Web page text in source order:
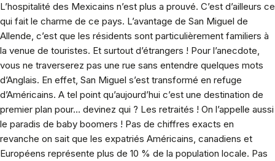
L’hospitalité des Mexicains n’est plus a prouvé. C’est d’ailleurs ce
qui fait le charme de ce pays. L’avantage de San Miguel de
Allende, c’est que les résidents sont particulièrement familiers à
la venue de touristes. Et surtout d’étrangers ! Pour l’anecdote,
vous ne traverserez pas une rue sans entendre quelques mots
d’Anglais. En effet, San Miguel s’est transformé en refuge
d’Américains. A tel point qu’aujourd’hui c’est une destination de
premier plan pour… devinez qui ? Les retraités ! On l’appelle aussi
le paradis de baby boomers ! Pas de chiffres exacts en
revanche on sait que les expatriés Américains, canadiens et
Européens représente plus de 10 % de la population locale. Pas